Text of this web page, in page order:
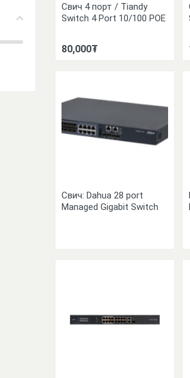
Свич 4 порт / Tiandy
Switch 4 Port 10/100 POE
80,000₮
Свич: Dahua 28 port
Managed Gigabit Switch